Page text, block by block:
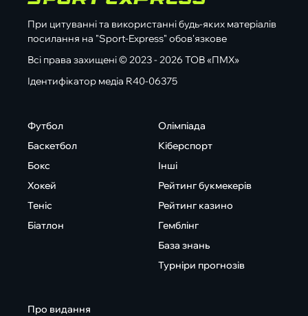
При цитуванні та використанні будь-яких матеріалів
посилання на "Sport-Express" обов'язкове
Всі права захищені © 2023 - 2026 ТОВ «ПМХ»
Ідентифікатор медіа R40-06375
Футбол
Баскетбол
Бокс
Хокей
Теніс
Біатлон
Олімпіада
Кіберспорт
Інші
Рейтинг букмекерів
Рейтинг казино
Гемблінг
База знань
Турніри прогнозів
Про видання